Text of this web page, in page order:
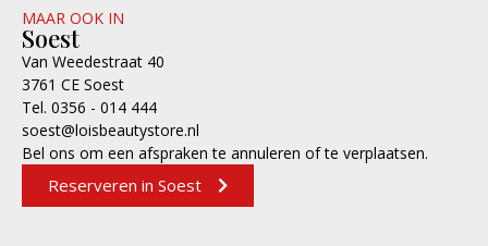
MAAR OOK IN
Soest
Van Weedestraat 40
3761 CE Soest
Tel. 0356 - 014 444
soest@loisbeautystore.nl
Bel ons om een afspraken te annuleren of te verplaatsen.
Reserveren in Soest